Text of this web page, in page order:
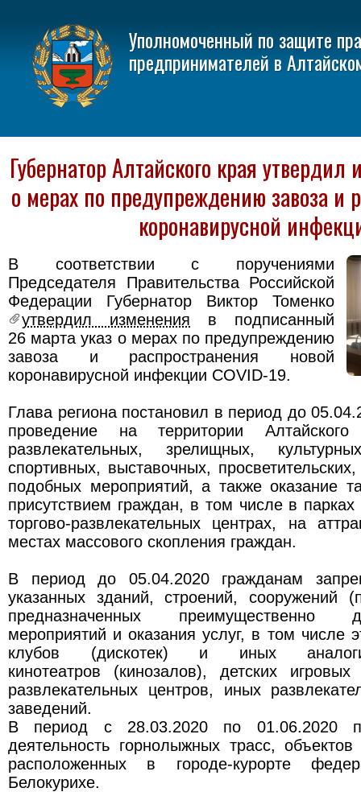
Уполномоченный по защите
предпринимателей в
Губернатор Алтайского края утвердил
о мерах по предупреждению завоза и
коронавирусной
В соответствии с поручениями
Председателя Правительства Российской
Федерации Губернатор Виктор Томенко
утвердил изменения в подписанный
26 марта указ о мерах по предупреждению
завоза и распространения новой
коронавирусной инфекции COVID-19.
Глава региона постановил в период до
проведение на территории
развлекательных, зрелищных,
спортивных, выставочных,
подобных мероприятий, а также оказание
присутствием граждан, в том числе в
торгово-развлекательных центрах, на
местах массового скопления граждан.
В период до 05.04.2020 гражданам
указанных зданий, строений, сооружений
предназначенных преимущественно
мероприятий и оказания услуг, в том числе
клубов (дискотек) и иных
кинотеатров (кинозалов), детских
развлекательных центров, иных
заведений.
В период с 28.03.2020 по 01.06.2020
деятельность горнолыжных трасс,
расположенных в городе-курорте
Белокурихе.